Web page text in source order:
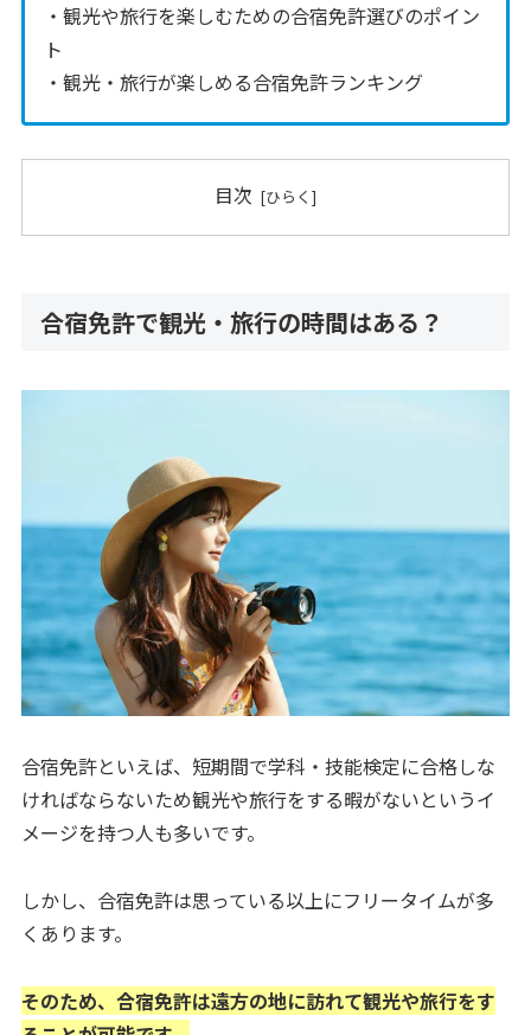
・観光や旅行を楽しむための合宿免許選びのポイン
ト
・観光・旅行が楽しめる合宿免許ランキング
目次
合宿免許で観光・旅行の時間はある？
合宿免許といえば、短期間で学科・技能検定に合格しな
ければならないため観光や旅行をする暇がないというイ
メージを持つ人も多いです。
しかし、合宿免許は思っている以上にフリータイムが多
くあります。
そのため、合宿免許は遠方の地に訪れて観光や旅行をす